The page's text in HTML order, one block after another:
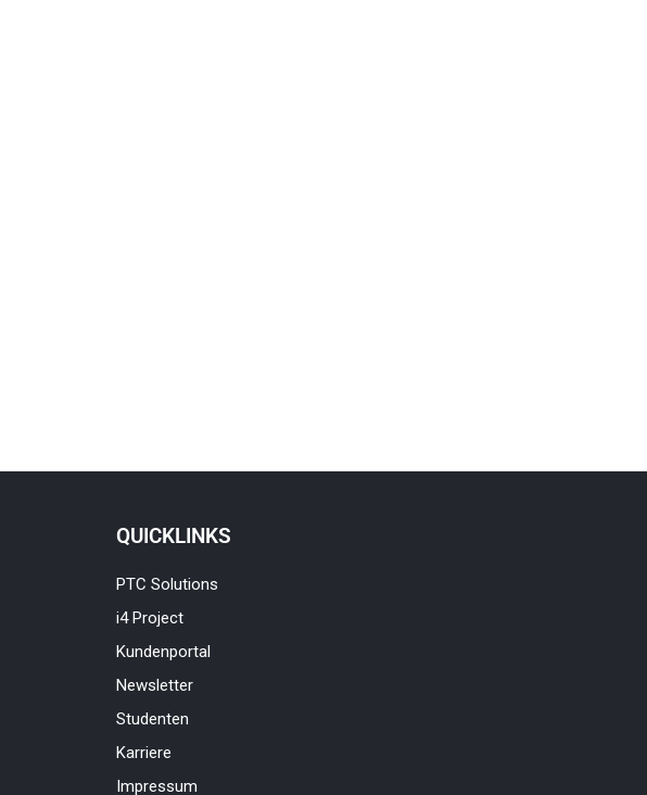
QUICKLINKS
PTC Solutions
i4 Project
Kundenportal
Newsletter
Studenten
Karriere
Impressum